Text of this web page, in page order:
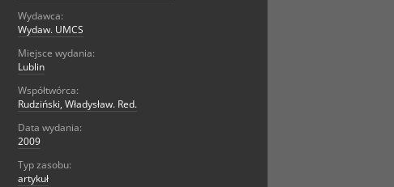
Wydawca:
Wydaw. UMCS
Miejsce wydania:
Lublin
Współtwórca:
Rudziński, Władysław. Red.
Data wydania:
2009
Typ zasobu:
artykuł